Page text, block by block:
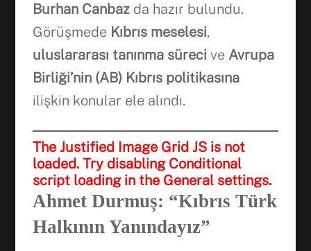
Burhan Canbazda hazır bulundu.
Görüşmede Kıbrıs meselesi,
uluslararası tanınma süreci ve Avrupa
Birliği’nin (AB) Kıbrıs politikasına
ilişkin konular ele alındı.
The Justified Image Grid JS is not
loaded. Try disabling Conditional
script loading in the General settings.
Ahmet Durmuş: “Kıbrıs Türk
Halkının Yanındayız”